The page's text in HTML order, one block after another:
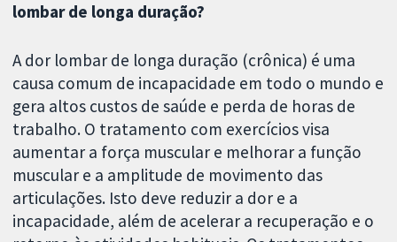
lombar de longa duração?
A dor lombar de longa duração (crônica) é uma
causa comum de incapacidade em todo o mundo e
gera altos custos de saúde e perda de horas de
trabalho. O tratamento com exercícios visa
aumentar a força muscular e melhorar a função
muscular e a amplitude de movimento das
articulações. Isto deve reduzir a dor e a
incapacidade, além de acelerar a recuperação e o